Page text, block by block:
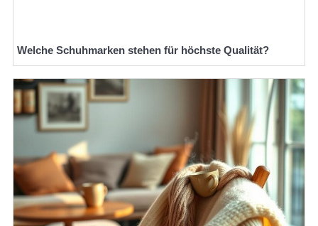
Welche Schuhmarken stehen für höchste Qualität?